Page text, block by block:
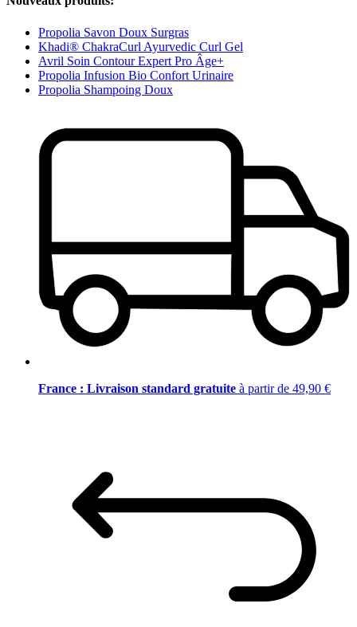
Propolia Savon Doux Surgras
Khadi® ChakraCurl Ayurvedic Curl Gel
Avril Soin Contour Expert Pro Âge+
Propolia Infusion Bio Confort Urinaire
Propolia Shampoing Doux
France : Livraison standard gratuite à partir de 49,90 €